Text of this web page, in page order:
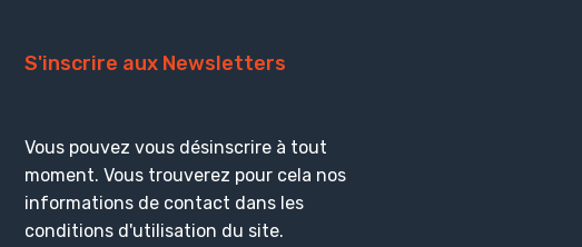
S'inscrire aux Newsletters
Vous pouvez vous désinscrire à tout
moment. Vous trouverez pour cela nos
informations de contact dans les
conditions d'utilisation du site.